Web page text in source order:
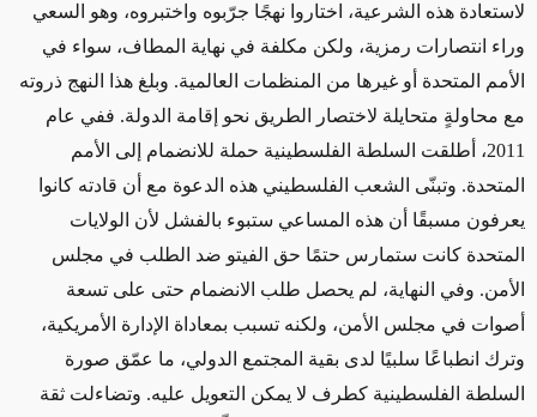
لاستعادة هذه الشرعية، اختاروا نهجًا جرّبوه واختبروه، وهو السعي
وراء انتصارات رمزية، ولكن مكلفة في نهاية المطاف، سواء في
الأمم المتحدة أو غيرها من المنظمات العالمية. وبلغ هذا النهج ذروته
مع محاولةٍ متحايلة لاختصار الطريق نحو إقامة الدولة. ففي عام
2011، أطلقت السلطة الفلسطينية حملة للانضمام إلى الأمم
المتحدة. وتبنّى الشعب الفلسطيني هذه الدعوة مع أن قادته كانوا
يعرفون مسبقًا أن هذه المساعي ستبوء بالفشل لأن الولايات
المتحدة كانت ستمارس حتمًا حق الفيتو ضد الطلب في مجلس
الأمن. وفي النهاية، لم يحصل طلب الانضمام حتى على تسعة
أصوات في مجلس الأمن، ولكنه تسبب بمعاداة الإدارة الأمريكية،
وترك انطباعًا سلبيًا لدى بقية المجتمع الدولي، ما عمّق صورة
السلطة الفلسطينية كطرف لا يمكن التعويل عليه. وتضاءلت ثقة